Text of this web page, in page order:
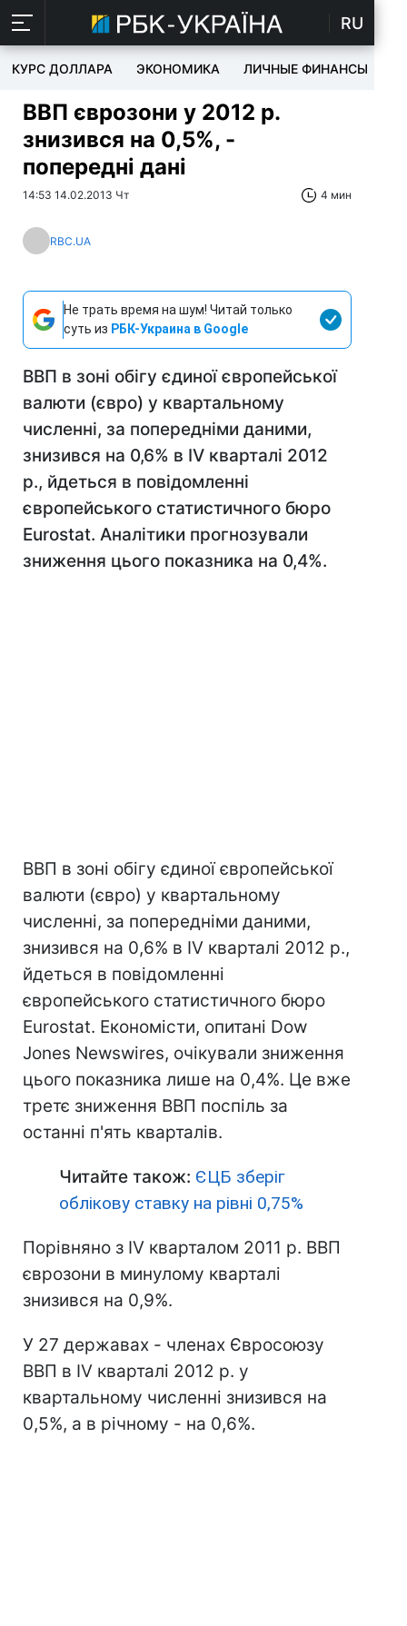
RU
КУРС ДОЛЛАРА ЭКОНОМИКА ЛИЧНЫЕ ФИНАНСЫ
ВВП єврозони у 2012 р.
знизився на 0,5%, -
попередні дані
14:53 14.02.2013 Чт 4 мин
RBC.UA
Не трать время на шум! Читай только
суть из РБК-Украина в Google
ВВП в зоні обігу єдиної європейської
валюти (євро) у квартальному
численні, за попередніми даними,
знизився на 0,6% в IV кварталі 2012
р., йдеться в повідомленні
європейського статистичного бюро
Eurostat. Аналітики прогнозували
зниження цього показника на 0,4%.
ВВП в зоні обігу єдиної європейської
валюти (євро) у квартальному
численні, за попередніми даними,
знизився на 0,6% в IV кварталі 2012 р.,
йдеться в повідомленні
європейського статистичного бюро
Eurostat. Економісти, опитані Dow
Jones Newswires, очікували зниження
цього показника лише на 0,4%. Це вже
третє зниження ВВП поспіль за
останні п'ять кварталів.
Читайте також: ЄЦБ зберіг
облікову ставку на рівні 0,75%
Порівняно з IV кварталом 2011 р. ВВП
єврозони в минулому кварталі
знизився на 0,9%.
У 27 державах - членах Євросоюзу
ВВП в IV кварталі 2012 р. у
квартальному численні знизився на
0,5%, а в річному - на 0,6%.